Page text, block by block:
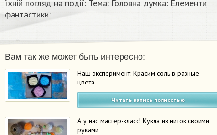
їхній погляд на події: Тема: Головна думка: Елементи
фантастики:
Вам так же может быть интересно:
Наш эксперимент. Красим соль в разные
цвета.
Читать запись полностью
А у нас мастер-класс! Кукла из ниток своими
руками